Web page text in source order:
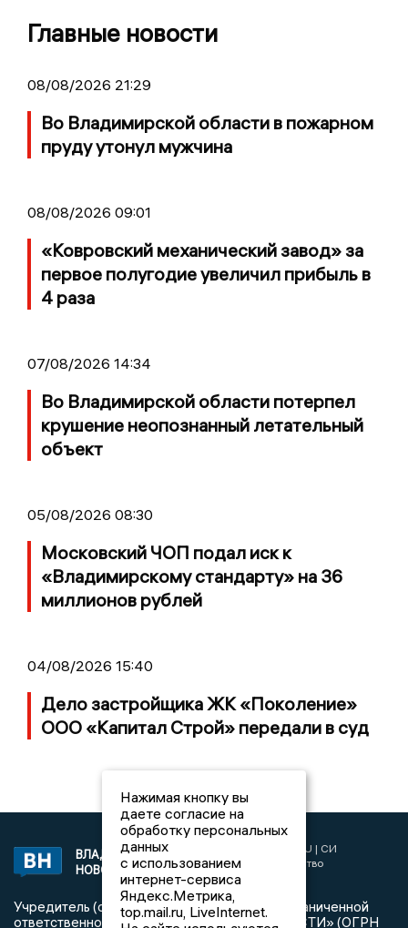
Главные новости
08/08/2026 21:29
Во Владимирской области в пожарном
пруду утонул мужчина
08/08/2026 09:01
«Ковровский механический завод» за
первое полугодие увеличил прибыль в
4 раза
07/08/2026 14:34
Во Владимирской области потерпел
крушение неопознанный летательный
объект
05/08/2026 08:30
Московский ЧОП подал иск к
«Владимирскому стандарту» на 36
миллионов рублей
04/08/2026 15:40
Дело застройщика ЖК «Поколение»
ООО «Капитал Строй» передали в суд
ВЛАДИМИРСКИЕ
НОВОСТИ
2017 © NEWSVLADIMIR.RU | СИ
«Информационное агентство
Владимирские новости»
Учредитель (соучредители): Общество с ограниченной
ответственностью «РЕГИОНАЛЬНЫЕ НОВОСТИ» (ОГРН
Нажимая кнопку вы
даете согласие на
обработку персональных
данных
с использованием
интернет-сервиса
Яндекс.Метрика,
top.mail.ru, LiveInternet.